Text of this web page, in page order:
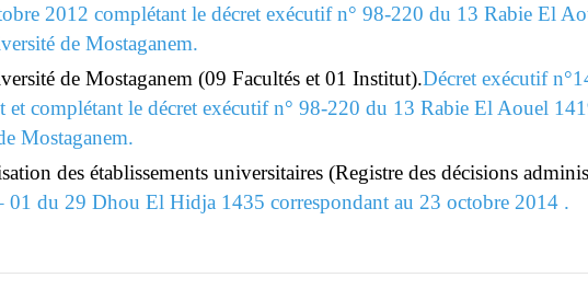
2012 complétant le décret exécutif n° 98-220 du 13 Rabie El
de Mostaganem.
de Mostaganem (09 Facultés et 01 Institut).Décret exécutif
complétant le décret exécutif n° 98-220 du 13 Rabie El Aouel
Mostaganem.
des établissements universitaires (Registre des décisions
01 du 29 Dhou El Hidja 1435 correspondant au 23 octobre 2014 .